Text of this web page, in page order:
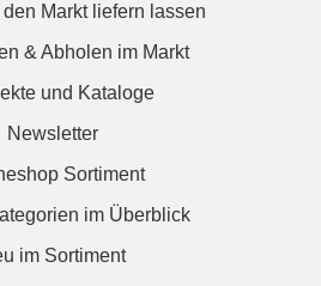
Markt liefern lassen
& Abholen im Markt
und Kataloge
Newsletter
Sortiment
im Überblick
im Sortiment